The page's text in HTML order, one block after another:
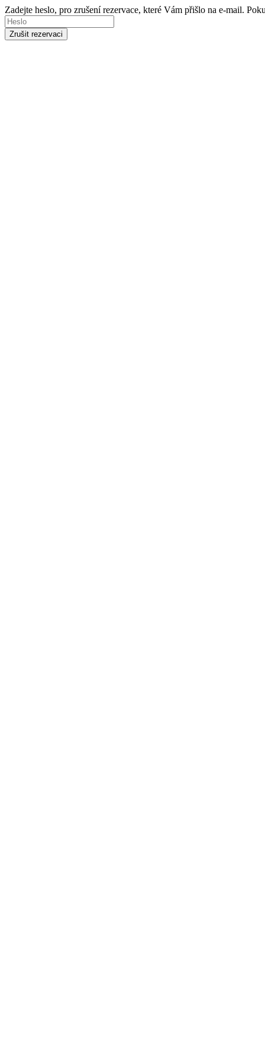
Zadejte heslo, pro zrušení rezervace, které Vám přišlo na e-mail.
Zrušit rezervaci